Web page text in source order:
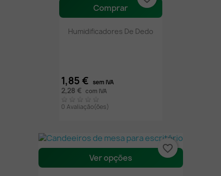
Comprar
Humidificadores De Dedo
1,85 € sem IVA
2,28 € com IVA
0 Avaliação(ões)
Ver opções
favorite_border